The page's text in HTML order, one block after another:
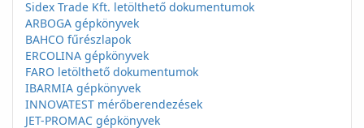
Sidex Trade Kft. letölthető dokumentumok
ARBOGA gépkönyvek
BAHCO fűrészlapok
ERCOLINA gépkönyvek
FARO letölthető dokumentumok
IBARMIA gépkönyvek
INNOVATEST mérőberendezések
JET-PROMAC gépkönyvek